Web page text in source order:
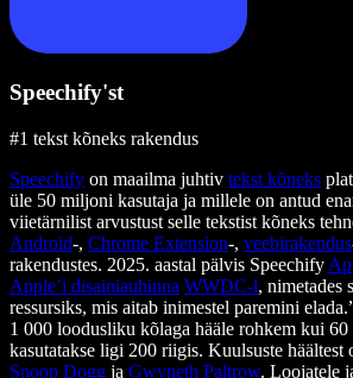
Speechify'st
#1 tekst kõneks rakendus
Speechify on maailma juhtiv tekst kõneks
üle 50 miljoni kasutaja ja millele on antud
viietärnilist arvustust selle tekstist kõneks
Android-, Chrome Extension-, veebirakendus
rakendustes. 2025. aastal pälvis Speechify
Apple’i disainiauhinna WWDC-l, nimetades
ressursiks, mis aitab inimestel paremini
1 000 loodusliku kõlaga hääle rohkem kui 60
kasutatakse ligi 200 riigis. Kuulsuste häältest
Snoop Dogg ja Gwyneth Paltrow. Loojatele